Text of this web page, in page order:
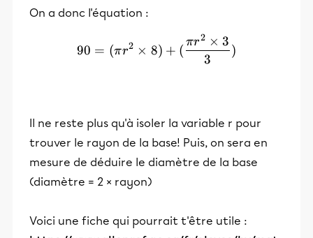
On a donc l'équation :
90= (πr^2\times
90 = (πr2 × 8) + (
3
πr2 × 3
)
Il ne reste plus qu'à isoler la variable r pour
trouver le rayon de la base! Puis, on sera en
mesure de déduire le diamètre de la base
(diamètre = 2 × rayon)
Voici une fiche qui pourrait t'être utile :